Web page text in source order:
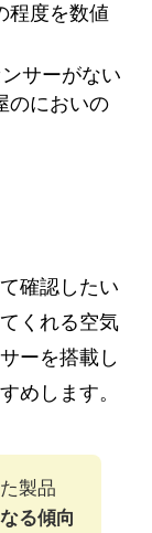
程度を数値
サーがない
のにおいの
確認したい
くれる空気
ーを搭載し
めします。
製品
る傾向